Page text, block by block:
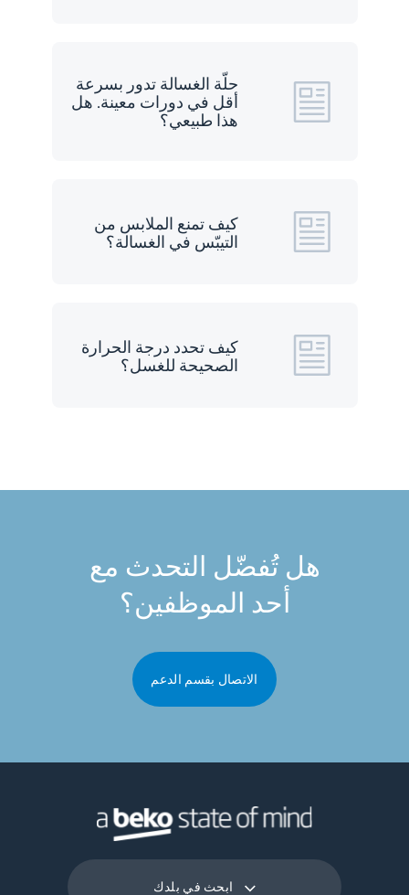
حلّة الغسالة تدور بسرعة
أقل في دورات معينة. هل
هذا طبيعي؟
كيف تمنع الملابس من
التيبّس في الغسالة؟
كيف تحدد درجة الحرارة
الصحيحة للغسل؟
هل تُفضّل التحدث مع
أحد الموظفين؟
الاتصال بقسم الدعم
ابحث في بلدك